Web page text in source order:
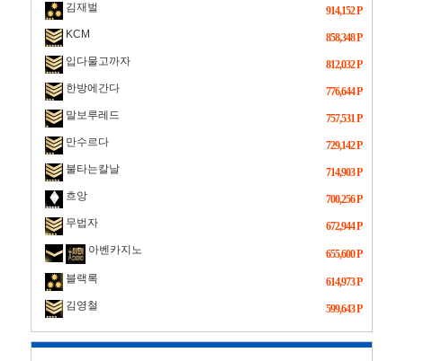
김재벌
914,152 P
KCM
858,348 P
입다물고까자
812,032 P
한방에간다
776,644 P
말보루레드
757,531 P
만수르다
729,142 P
불타는칼날
714,903 P
흐앙
700,256 P
무법자
672,944 P
아벤카지노
655,600 P
블랙록
614,973 P
김영철
599,643 P